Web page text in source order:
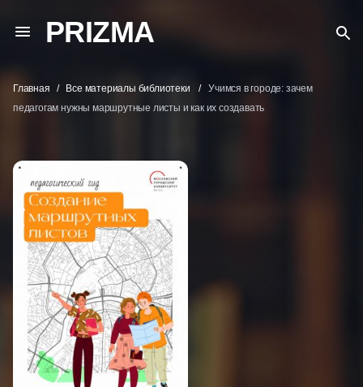
PRIZMA
Главная Все материалы библиотеки
Учимся в городе: зачем
педагогам нужны маршрутные листы и как их создавать